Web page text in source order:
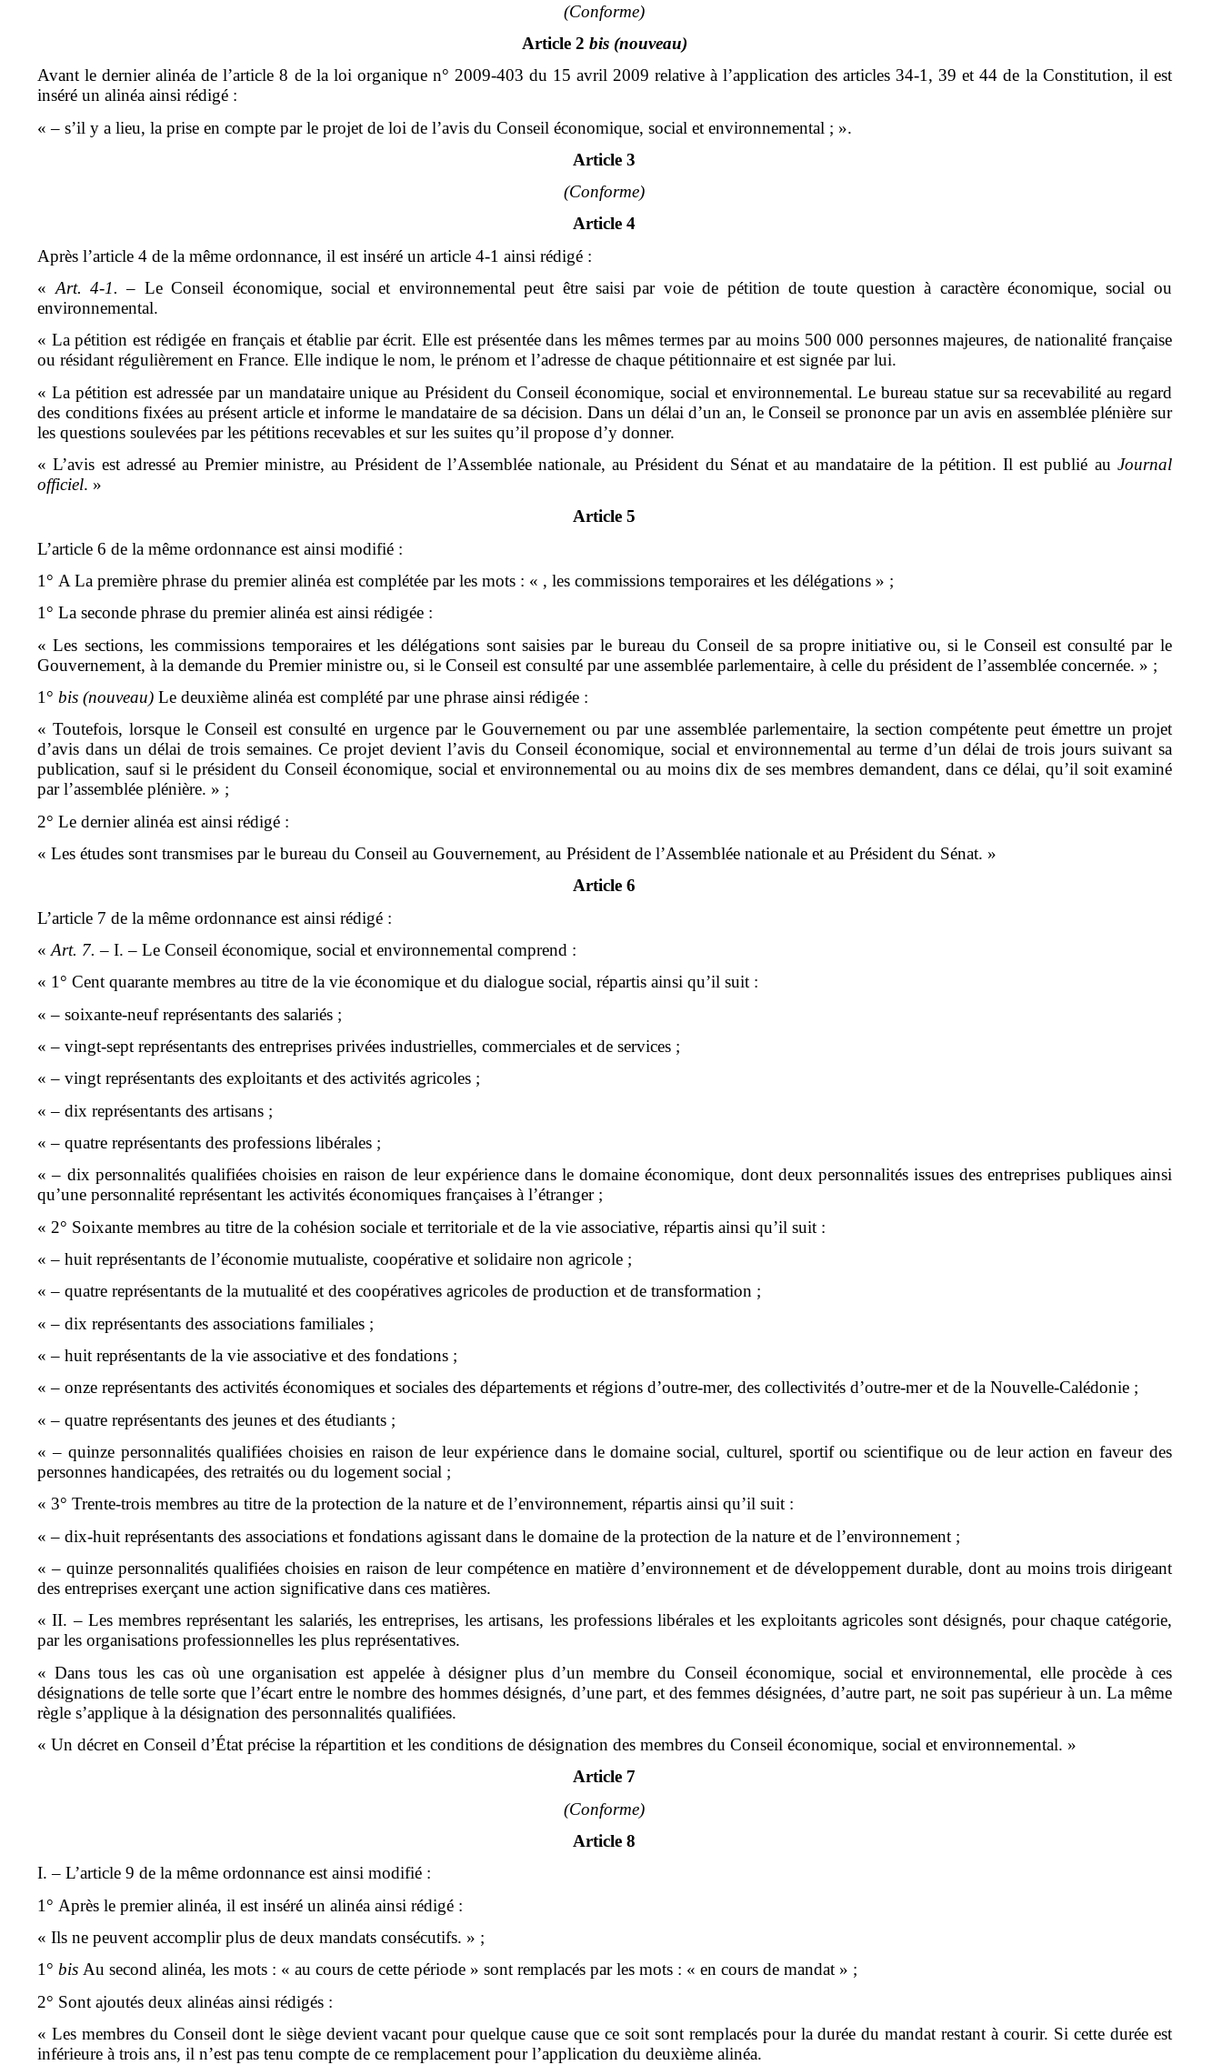
(Conforme)
Article 2 bis (nouveau)
Avant le dernier alinéa de l’article 8 de la loi organique n° 2009-403 du 15 avril 2009 relative à l’application des articles 34-1, 39 et 44 de la Constitution, il est
inséré un alinéa ainsi rédigé :
« – s’il y a lieu, la prise en compte par le projet de loi de l’avis du Conseil économique, social et environnemental ; ».
Article 3
(Conforme)
Article 4
Après l’article 4 de la même ordonnance, il est inséré un article 4-1 ainsi rédigé :
« Art. 4-1. – Le Conseil économique, social et environnemental peut être saisi par voie de pétition de toute question à caractère économique, social ou
environnemental.
« La pétition est rédigée en français et établie par écrit. Elle est présentée dans les mêmes termes par au moins 500 000 personnes majeures, de nationalité française
ou résidant régulièrement en France. Elle indique le nom, le prénom et l’adresse de chaque pétitionnaire et est signée par lui.
« La pétition est adressée par un mandataire unique au Président du Conseil économique, social et environnemental. Le bureau statue sur sa recevabilité au regard
des conditions fixées au présent article et informe le mandataire de sa décision. Dans un délai d’un an, le Conseil se prononce par un avis en assemblée plénière sur
les questions soulevées par les pétitions recevables et sur les suites qu’il propose d’y donner.
« L’avis est adressé au Premier ministre, au Président de l’Assemblée nationale, au Président du Sénat et au mandataire de la pétition. Il est publié au Journal
officiel. »
Article 5
L’article 6de la même ordonnance est ainsi modifié :
1° A La première phrase du premier alinéa est complétée par les mots : « , les commissions temporaires et les délégations » ;
1° La seconde phrase du premier alinéa est ainsi rédigée :
« Les sections, les commissions temporaires et les délégations sont saisies par le bureau du Conseil de sa propre initiative ou, si le Conseil est consulté par le
Gouvernement, à la demande du Premier ministre ou, si le Conseil est consulté par une assemblée parlementaire, à celle du président de l’assemblée concernée. » ;
1°bis (nouveau) Le deuxième alinéa est complété par une phrase ainsi rédigée :
« Toutefois, lorsque le Conseil est consulté en urgence par le Gouvernement ou par une assemblée parlementaire, la section compétente peut émettre un projet
d’avis dans un délai de trois semaines. Ce projet devient l’avis du Conseil économique, social et environnemental au terme d’un délai de trois jours suivant sa
publication, sauf si le président du Conseil économique, social et environnemental ou au moins dix de ses membres demandent, dans ce délai, qu’il soit examiné
par l’assemblée plénière. » ;
2° Le dernier alinéa est ainsi rédigé :
« Les études sont transmises par le bureau du Conseil au Gouvernement, au Président de l’Assemblée nationale et au Président du Sénat. »
Article 6
L’article 7 de la même ordonnance est ainsi rédigé :
«Art. 7. – I. – Le Conseil économique, social et environnemental comprend :
« 1° Cent quarante membres au titre de la vie économique et du dialogue social, répartis ainsi qu’il suit :
« – soixante-neuf représentants des salariés ;
« – vingt-sept représentants des entreprises privées industrielles, commerciales et de services ;
« – vingt représentants des exploitants et des activités agricoles ;
« – dix représentants des artisans ;
« – quatre représentants des professions libérales ;
« – dix personnalités qualifiées choisies en raison de leur expérience dans le domaine économique, dont deux personnalités issues des entreprises publiques ainsi
qu’une personnalité représentant les activités économiques françaises à l’étranger ;
« 2° Soixante membres au titre de la cohésion sociale et territoriale et de la vie associative, répartis ainsi qu’il suit :
« – huit représentants de l’économie mutualiste, coopérative et solidaire non agricole ;
« – quatre représentants de la mutualité et des coopératives agricoles de production et de transformation ;
« – dix représentants des associations familiales ;
« – huit représentants de la vie associative et des fondations ;
« – onze représentants des activités économiques et sociales des départements et régions d’outre-mer, des collectivités d’outre-mer et de la Nouvelle-Calédonie ;
« – quatre représentants des jeunes et des étudiants ;
« – quinze personnalités qualifiées choisies en raison de leur expérience dans le domaine social, culturel, sportif ou scientifique ou de leur action en faveur des
personnes handicapées, des retraités ou du logement social ;
« 3° Trente-trois membres au titre de la protection de la nature et de l’environnement, répartis ainsi qu’il suit :
« – dix-huit représentants des associations et fondations agissant dans le domaine de la protection de la nature et de l’environnement ;
« – quinze personnalités qualifiées choisies en raison de leur compétence en matière d’environnement et de développement durable, dont au moins trois dirigeant
des entreprises exerçant une action significative dans ces matières.
« II. – Les membres représentant les salariés, les entreprises, les artisans, les professions libérales et les exploitants agricoles sont désignés, pour chaque catégorie,
par les organisations professionnelles les plus représentatives.
« Dans tous les cas où une organisation est appelée à désigner plus d’un membre du Conseil économique, social et environnemental, elle procède à ces
désignations de telle sorte que l’écart entre le nombre des hommes désignés, d’une part, et des femmes désignées, d’autre part, ne soit pas supérieur à un. La même
règle s’applique à la désignation des personnalités qualifiées.
« Un décret en Conseil d’État précise la répartition et les conditions de désignation des membres du Conseil économique, social et environnemental. »
Article 7
(Conforme)
Article 8
I. – L’article 9 de la même ordonnance est ainsi modifié :
1° Après le premier alinéa, il est inséré un alinéa ainsi rédigé :
« Ils ne peuvent accomplir plus de deux mandats consécutifs. » ;
1°bis Au second alinéa, les mots : « au cours de cette période » sont remplacés par les mots : « en cours de mandat » ;
2° Sont ajoutés deux alinéas ainsi rédigés :
« Les membres du Conseil dont le siège devient vacant pour quelque cause que ce soit sont remplacés pour la durée du mandat restant à courir. Si cette durée est
inférieure à trois ans, il n’est pas tenu compte de ce remplacement pour l’application du deuxième alinéa.